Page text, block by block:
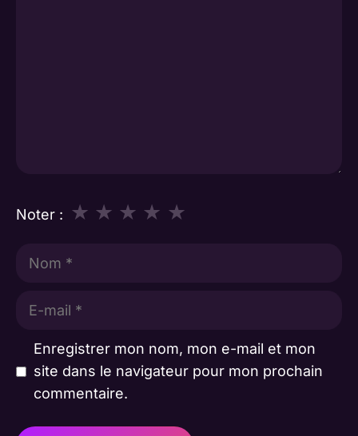
Noter : ★
★
★
★
★
Nom
E-
Enregistrer mon nom, mon e-mail et mon
site dans le navigateur pour mon prochain
commentaire.